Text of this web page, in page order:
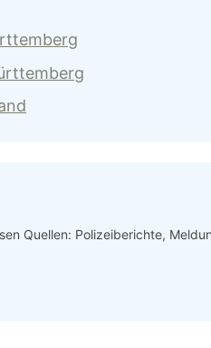
Quellen: Polizeiberichte,